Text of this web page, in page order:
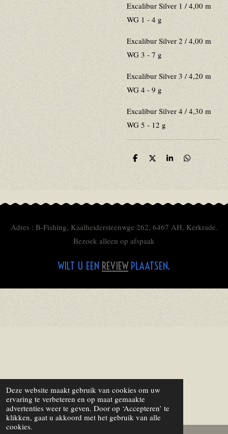
Deze website maakt gebruik van cookies om uw
ervaring te verbeteren en op maat gemaakte
advertenties weer te geven. Door op ‘Accepteren’ te
klikken, gaat u akkoord met het gebruik van alle
cookies.
Excalibur Silver 1 / 4,00 m
WG 1 - 4 g
Excalibur Silver 2 / 4,00 m
WG 3 - 7 g
Excalibur Silver 3 / 4,20 m
WG 4 - 9 g
Excalibur Silver 4 / 4,30 m
WG 5 - 12 g
D
D
S
D
Adres : B-Fishing, Kaalheidersteenwge 262, 6467 AH, Kerkrade.
Bezoek alleen op afspaak
WILT U EEN REVIEWPLAATSEN.